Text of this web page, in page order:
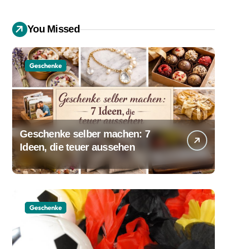
You Missed
Geschenke
Geschenke selber machen: 7
Ideen, die teuer aussehen
Geschenke